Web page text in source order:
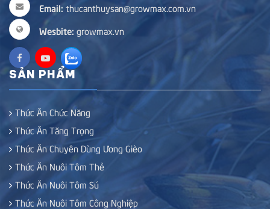
Email: thucanthuysan@growmax.com.vn
Wesbite: growmax.vn
SẢN PHẨM
Thức Ăn Chức Năng
Thức Ăn Tăng Trọng
Thức Ăn Chuyên Dùng Ương Gièo
Thức Ăn Nuôi Tôm Thẻ
Thức Ăn Nuôi Tôm Sú
Thức Ăn Nuôi Tôm Công Nghiệp